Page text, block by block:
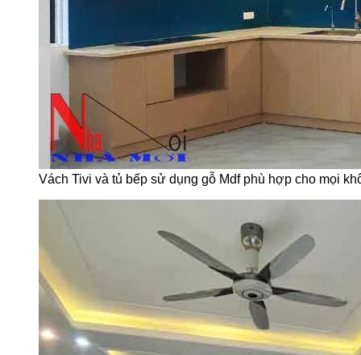
Vách Tivi và tủ bếp sử dụng gỗ Mdf phù hợp cho mọi